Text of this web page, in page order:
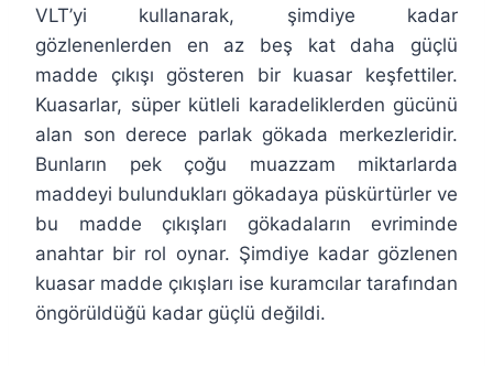
VLT’yi kullanarak, şimdiye kadar
gözlenenlerden en az beş kat daha güçlü
madde çıkışı gösteren bir kuasar keşfettiler.
Kuasarlar, süper kütleli karadeliklerden gücünü
alan son derece parlak gökada merkezleridir.
Bunların pek çoğu muazzam miktarlarda
maddeyi bulundukları gökadaya püskürtürler ve
bu madde çıkışları gökadaların evriminde
anahtar bir rol oynar. Şimdiye kadar gözlenen
kuasar madde çıkışları ise kuramcılar tarafından
öngörüldüğü kadar güçlü değildi.